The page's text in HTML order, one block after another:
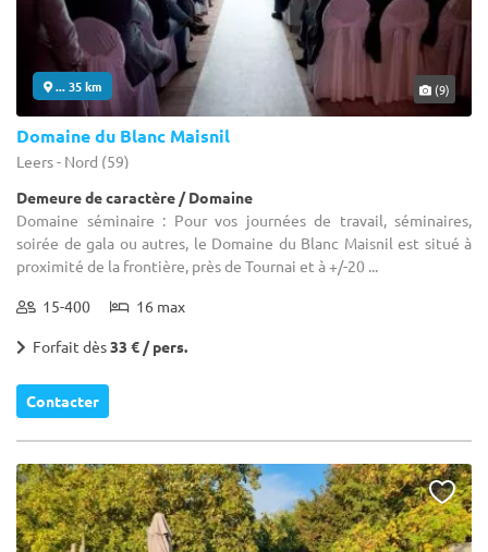
... 35 km (9)
Domaine du Blanc Maisnil
Leers - Nord (59)
Demeure de caractère / Domaine
Domaine séminaire : Pour vos journées de travail, séminaires,
soirée de gala ou autres, le Domaine du Blanc Maisnil est situé à
proximité de la frontière, près de Tournai et à +/-20 ...
15-400 16 max
Forfait dès33 € / pers.
Contacter